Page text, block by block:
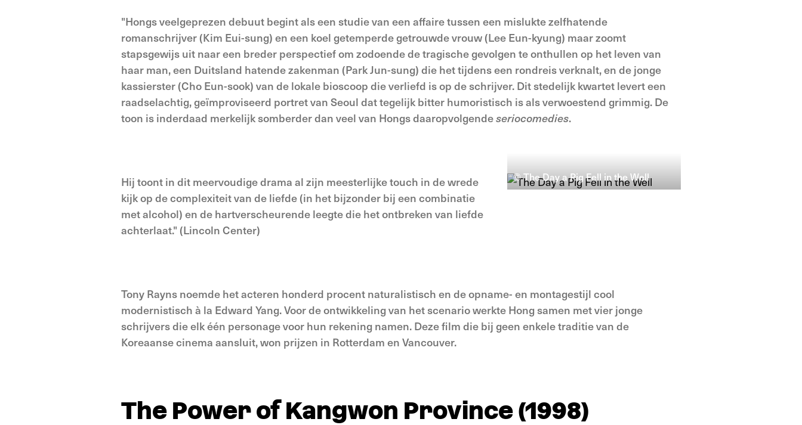
"Hongs veelgeprezen debuut begint als een studie van een affaire tussen een mislukte zelfhatende
romanschrijver (Kim Eui-sung) en een koel getemperde getrouwde vrouw (Lee Eun-kyung) maar zoomt
stapsgewijs uit naar een breder perspectief om zodoende de tragische gevolgen te onthullen op het leven van
haar man, een Duitsland hatende zakenman (Park Jun-sung) die het tijdens een rondreis verknalt, en de jonge
kassierster (Cho Eun-sook) van de lokale bioscoop die verliefd is op de schrijver. Dit stedelijk kwartet levert een
raadselachtig, geïmproviseerd portret van Seoul dat tegelijk bitter humoristisch is als verwoestend grimmig. De
toon is inderdaad merkelijk somberder dan veel van Hongs daaropvolgendeseriocomedies.
© The Day a Pig Fell in the Well
Hij toont in dit meervoudige drama al zijn meesterlijke touch in de wrede
kijk op de complexiteit van de liefde (in het bijzonder bij een combinatie
met alcohol) en de hartverscheurende leegte die het ontbreken van liefde
achterlaat." (Lincoln Center)
Tony Rayns noemde het acteren honderd procent naturalistisch en de opname- en montagestijl cool
modernistisch à la Edward Yang. Voor de ontwikkeling van het scenario werkte Hong samen met vier jonge
schrijvers die elk één personage voor hun rekening namen. Deze film die bij geen enkele traditie van de
Koreaanse cinema aansluit, won prijzen in Rotterdam en Vancouver.
The Power of Kangwon Province (1998)